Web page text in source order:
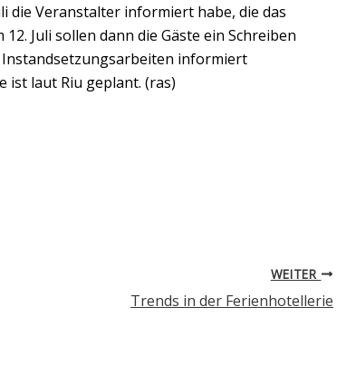
die Veranstalter informiert habe, die das
Juli sollen dann die Gäste ein Schreiben
informiert
ist laut Riu geplant. (ras)
WEITER
Trends in der Ferienhotellerie